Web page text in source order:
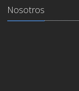
Nosotros